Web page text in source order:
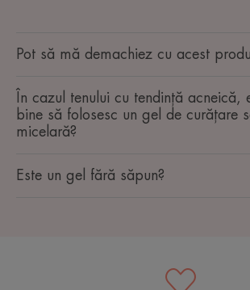
Pot să mă demachiez cu acest
În cazul tenului cu tendință acneică,
bine să folosesc un gel de curățare
micelară?
Este un gel fără săpun?